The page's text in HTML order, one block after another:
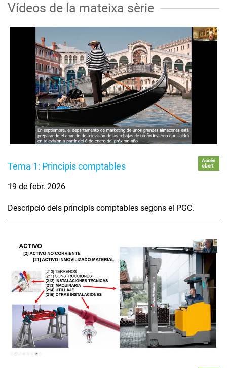
Vídeos de la mateixa sèrie
Tema 1: Principis comptables
Accés
obert
19 de febr. 2026
Descripció dels principis comptables segons el PGC.